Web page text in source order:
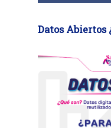
Datos Abiertos